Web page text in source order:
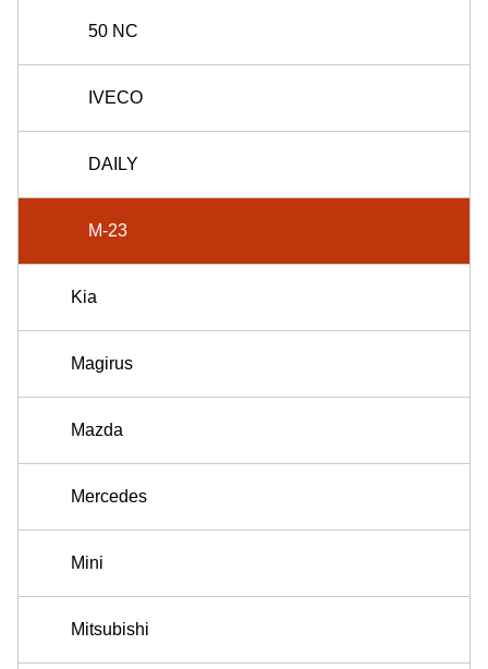
50 NC
IVECO
DAILY
M-23
Kia
Magirus
Mazda
Mercedes
Mini
Mitsubishi